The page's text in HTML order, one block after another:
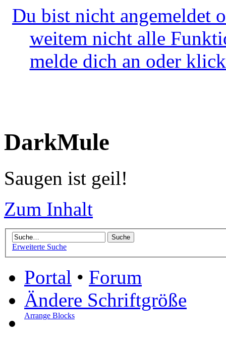
Du bist nicht angemeldet
weitem nicht alle
melde dich an oder
DarkMule
Saugen ist geil!
Zum Inhalt
Erweiterte Suche
Portal • Forum
Ändere Schriftgröße
Arrange Blocks